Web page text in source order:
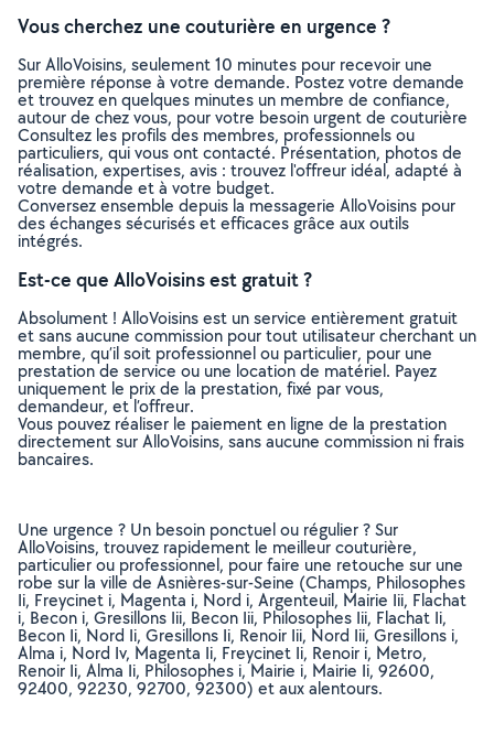
Vous cherchez une couturière en urgence ?
Sur AlloVoisins, seulement 10 minutes pour recevoir une
première réponse à votre demande. Postez votre demande
et trouvez en quelques minutes un membre de confiance,
autour de chez vous, pour votre besoin urgent de couturière
Consultez les profils des membres, professionnels ou
particuliers, qui vous ont contacté. Présentation, photos de
réalisation, expertises, avis : trouvez l'offreur idéal, adapté à
votre demande et à votre budget.
Conversez ensemble depuis la messagerie AlloVoisins pour
des échanges sécurisés et efficaces grâce aux outils
intégrés.
Est-ce que AlloVoisins est gratuit ?
Absolument ! AlloVoisins est un service entièrement gratuit
et sans aucune commission pour tout utilisateur cherchant un
membre, qu’il soit professionnel ou particulier, pour une
prestation de service ou une location de matériel. Payez
uniquement le prix de la prestation, fixé par vous,
demandeur, et l’offreur.
Vous pouvez réaliser le paiement en ligne de la prestation
directement sur AlloVoisins, sans aucune commission ni frais
bancaires.
Une urgence ? Un besoin ponctuel ou régulier ? Sur
AlloVoisins, trouvez rapidement le meilleur couturière,
particulier ou professionnel, pour faire une retouche sur une
robe sur la ville de Asnières-sur-Seine (Champs, Philosophes
Ii, Freycinet i, Magenta i, Nord i, Argenteuil, Mairie Iii, Flachat
i, Becon i, Gresillons Iii, Becon Iii, Philosophes Iii, Flachat Ii,
Becon Ii, Nord Ii, Gresillons Ii, Renoir Iii, Nord Iii, Gresillons i,
Alma i, Nord Iv, Magenta Ii, Freycinet Ii, Renoir i, Metro,
Renoir Ii, Alma Ii, Philosophes i, Mairie i, Mairie Ii, 92600,
92400, 92230, 92700, 92300) et aux alentours.